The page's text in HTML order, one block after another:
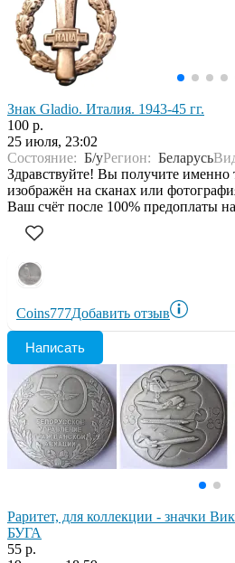
Знак Gladio. Италия. 1943-45 гг.
100 р.
25 июля, 23:02
Состояние: Б/уРегион: Беларусь
Здравствуйте! Вы получите именно
изображён на сканах или
Ваш счёт после 100% предоплаты на
Coins777Добавить отзыв
Написать
Раритет, для коллекции - значки
БУГА
55 р.